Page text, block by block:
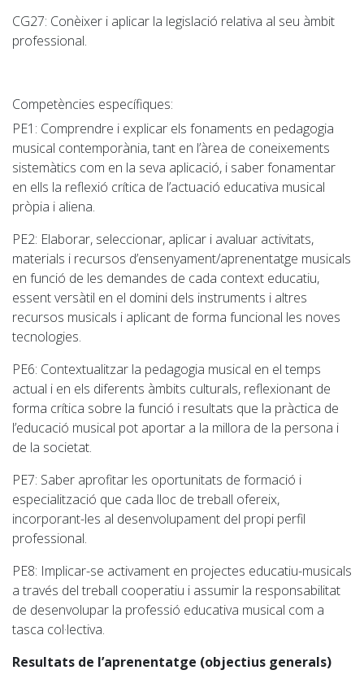
CG27: Conèixer i aplicar la legislació relativa al seu àmbit
professional.
Competències específiques:
PE1 : Comprendre i explicar els fonaments en pedagogia
musical contemporània, tant en l’àrea de coneixements
sistemàtics com en la seva aplicació, i saber fonamentar
en ells la reflexió crítica de l’actuació educativa musical
pròpia i aliena.
PE2: Elaborar, seleccionar, aplicar i avaluar activitats,
materials i recursos d’ensenyament/aprenentatge musicals
en funció de les demandes de cada context educatiu,
essent versàtil en el domini dels instruments i altres
recursos musicals i aplicant de forma funcional les noves
tecnologies.
PE6: Contextualitzar la pedagogia musical en el temps
actual i en els diferents àmbits culturals, reflexionant de
forma crítica sobre la funció i resultats que la pràctica de
l’educació musical pot aportar a la millora de la persona i
de la societat.
PE7: Saber aprofitar les oportunitats de formació i
especialització que cada lloc de treball ofereix,
incorporant-les al desenvolupament del propi perfil
professional.
PE8: Implicar-se activament en projectes educatiu-musicals
a través del treball cooperatiu i assumir la responsabilitat
de desenvolupar la professió educativa musical com a
tasca col·lectiva.
Resultats de l’aprenentatge (objectius generals)